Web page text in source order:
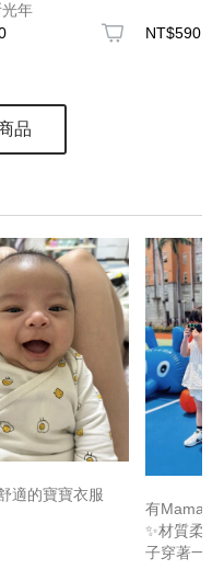
年
NT$590
品
適的寶寶衣服
有
✨材質柔
子穿著一